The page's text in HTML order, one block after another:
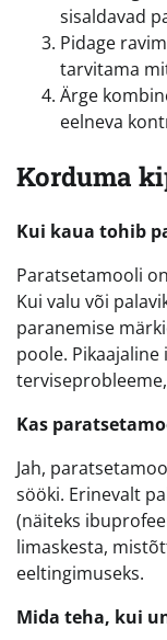
sisaldavad
Pidage
tarvitama
Ärge
eelneva
Korduma
Kui kaua tohib
Paratsetamooli
Kui valu või
paranemise
poole.
Kas
Jah,
sööki. Erinevalt
(näiteks
limaskesta,
eeltingimuseks.
Mida teha, kui